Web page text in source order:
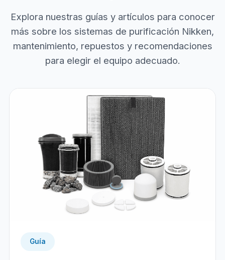
Explora nuestras guías y artículos para conocer
más sobre los sistemas de purificación Nikken,
mantenimiento, repuestos y recomendaciones
para elegir el equipo adecuado.
Guía